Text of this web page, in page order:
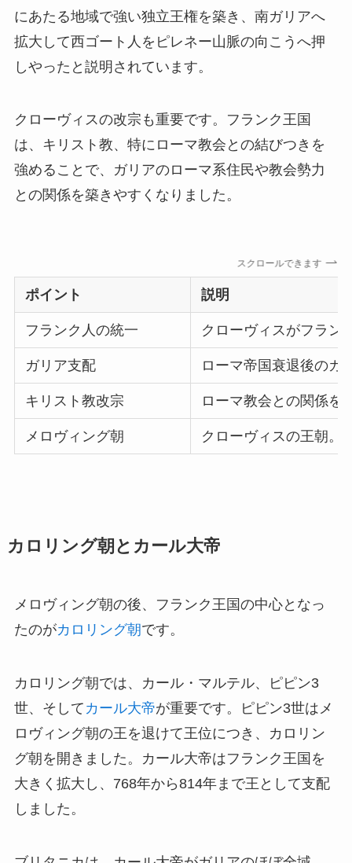
にあたる地域で強い独立王権を築き、南ガリアへ
拡大して西ゴート人をピレネー山脈の向こうへ押
しやったと説明されています。
クローヴィスの改宗も重要です。フランク王国
は、キリスト教、特にローマ教会との結びつきを
強めることで、ガリアのローマ系住民や教会勢力
との関係を築きやすくなりました。
スクロールできます
ポイント 説明
フランク人の統一 クローヴィスがフラン
ガリア支配 ローマ帝国衰退後のガ
キリスト教改宗 ローマ教会との関係を
メロヴィング朝 クローヴィスの王朝。
カロリング朝とカール大帝
メロヴィング朝の後、フランク王国の中心となっ
たのがカロリング朝です。
カロリング朝では、カール・マルテル、ピピン3
世、そして カール大帝が重要です。ピピン3世はメ
ロヴィング朝の王を退けて王位につき、カロリン
グ朝を開きました。カール大帝はフランク王国を
大きく拡大し、768年から814年まで王として支配
しました。